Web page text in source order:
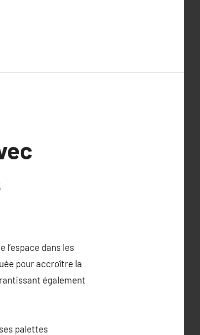
dans les
pour accroître la
également
palettes